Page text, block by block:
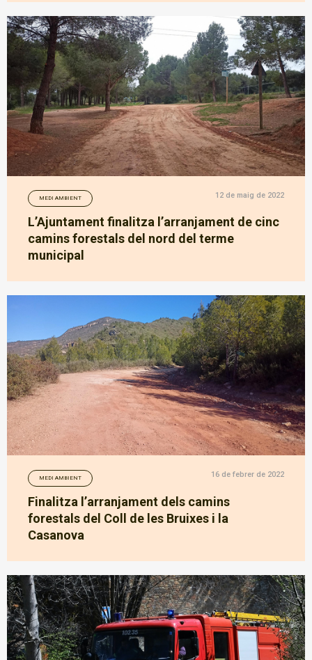
MEDI AMBIENT 12 de maig de 2022
L’Ajuntament finalitza l’arranjament de cinc
camins forestals del nord del terme
municipal
MEDI AMBIENT 16 de febrer de 2022
Finalitza l’arranjament dels camins
forestals del Coll de les Bruixes i la
Casanova